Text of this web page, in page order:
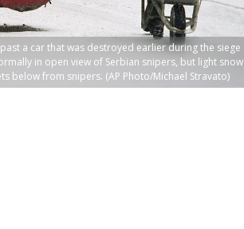
a car that was destroyed earlier during the siege
in open view of Serbian snipers, but light snow
below from snipers. (AP Photo/Michael Stravato)